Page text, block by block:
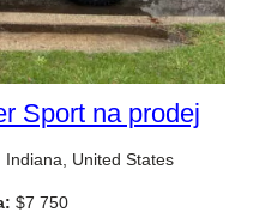
Sport na prodej
Indiana, United States
$7 750